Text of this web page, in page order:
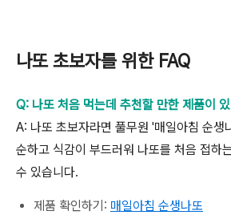
나또 초보자를 위한FAQ
Q: 나또 처음 먹는데 추천할 만한 제품이
A: 나또 초보자라면 풀무원 '매일아침 순생
순하고 식감이 부드러워 나또를 처음 접하
수 있습니다.
제품 확인하기 : 매일아침 순생나또